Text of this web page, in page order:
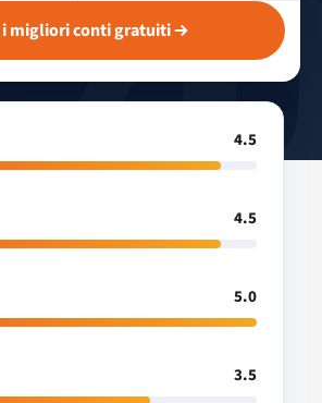
i migliori conti gratuiti
4.5
4.5
5.0
3.5